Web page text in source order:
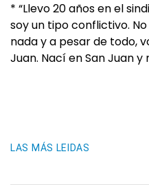
* “Llevo 20 años en el
soy un tipo conflictivo.
nada y a pesar de todo,
Juan. Nací en San Juan y
LAS MÁS LEIDAS